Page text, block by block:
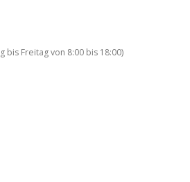
bis Freitag von 8:00 bis 18:00)